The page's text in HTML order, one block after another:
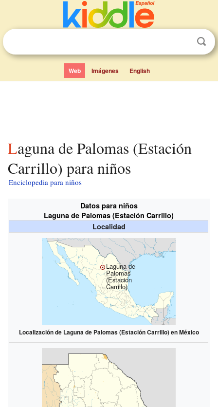
Web Imágenes English
Laguna de Palomas (Estación
Carrillo) para niños
Enciclopedia para niños
Datos para niños
Laguna de Palomas (Estación Carrillo)
Localidad
Laguna de
Palomas
(Estación
Carrillo)
Localización de Laguna de Palomas (Estación Carrillo) en México